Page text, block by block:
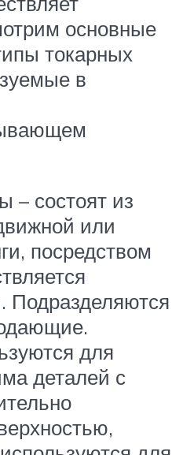
основные
токарных
в
– состоят из
или
посредством
Подразделяются
для
деталей с